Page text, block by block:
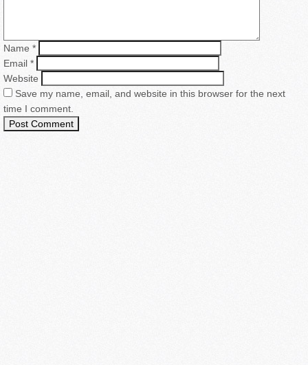
Name *
Email *
Website
Save my name, email, and website in this browser for the next
time I comment.